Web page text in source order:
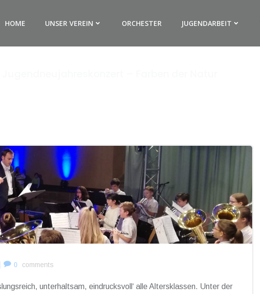
HOME UNSER VEREIN ORCHESTER JUGENDARBEIT
0 comments
unterhaltsam, eindrucksvoll‘ alle Altersklassen. Unter der